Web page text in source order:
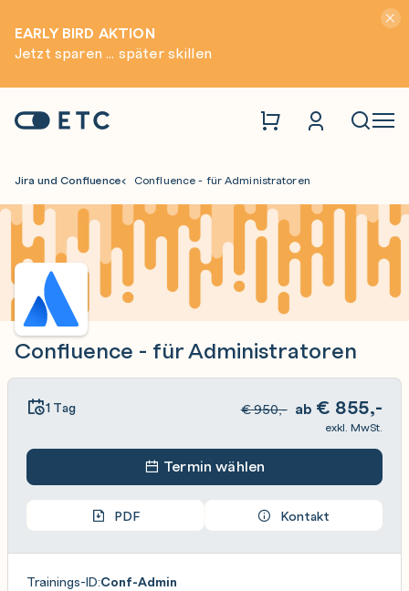
EARLY BIRD AKTION
Jetzt sparen ... später skillen
Startseite: ETC
Jira und Confluence Confluence - für Administratoren
Confluence - für Administratoren
1 Tag €950,- ab € 855,-
exkl. MwSt.
Termin wählen
PDF Kontakt
Trainings-ID:Conf-Admin